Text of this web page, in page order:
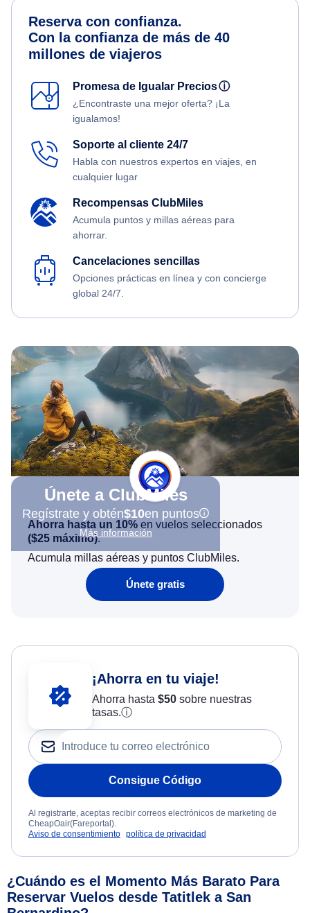
Reserva con confianza.
Con la confianza de más de 40
millones de viajeros
Promesa de Igualar Preciosⓘ
¿Encontraste una mejor oferta? ¡La
igualamos!
Soporte al cliente 24/7
Habla con nuestros expertos en viajes, en
cualquier lugar
Recompensas ClubMiles
Acumula puntos y millas aéreas para
ahorrar.
Cancelaciones sencillas
Opciones prácticas en línea y con concierge
global 24/7.
Únete a ClubMiles
Regístrate y obtén$10en puntos
Más información
Ahorra hasta un 10% en vuelos seleccionados
($25 máximo).
Acumula millas aéreas y puntos ClubMiles.
Únete gratis
¡Ahorra en tu viaje!
Ahorra hasta $50sobre nuestras
tasas.ⓘ
Consigue Código
Al registrarte, aceptas recibir correos electrónicos de marketing de
CheapOair(Fareportal).
Aviso de consentimiento política de privacidad
¿Cuándo es el Momento Más Barato Para
Reservar Vuelos desde Tatitlek a San